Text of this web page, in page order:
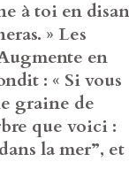
à toi en
» Les
en
: « Si vous
graine de
que voici :
la mer”, et